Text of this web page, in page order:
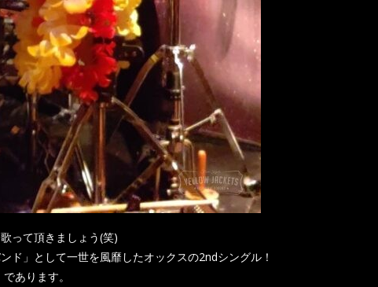
って頂きましょう(笑)
ド」として一世を風靡したオックスの2ndシングル！
あります。